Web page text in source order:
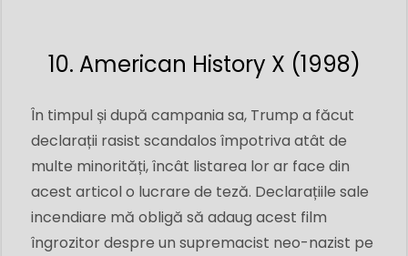
10. American History X (1998)
În timpul și după campania sa, Trump a făcut
declarații rasist scandalos împotriva atât de
multe minorități, încât listarea lor ar face din
acest articol o lucrare de teză. Declarațiile sale
incendiare mă obligă să adaug acest film
îngrozitor despre un supremacist neo-nazist pe